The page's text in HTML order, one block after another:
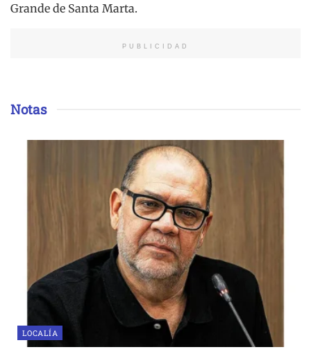
Grande de Santa Marta.
PUBLICIDAD
Notas
LOCALÍA